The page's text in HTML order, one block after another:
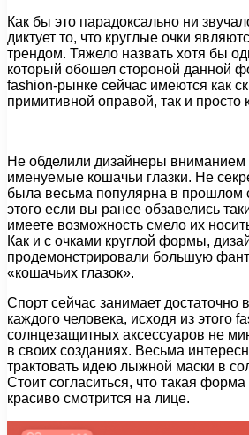
Как бы это парадоксально ни
диктует то, что круглые очки
трендом. Тяжело назвать хотя бы
который обошел стороной данной
fashion-рынке сейчас имеются как
примитивной оправой, так и
Не обделили дизайнеры вниманием
именуемые кошачьи глазки. Не
была весьма популярна в прошлом
этого если вы ранее обзавелись
имеете возможность смело их
Как и с очками круглой формы,
продемонстрировали большую
«кошачьих глазок».
Спорт сейчас занимает достаточно
каждого человека, исходя из этого
солнцезащитных аксессуаров не
в своих созданиях. Весьма
трактовать идею лыжной маски в
Стоит согласиться, что такая
красиво смотрится на лице.